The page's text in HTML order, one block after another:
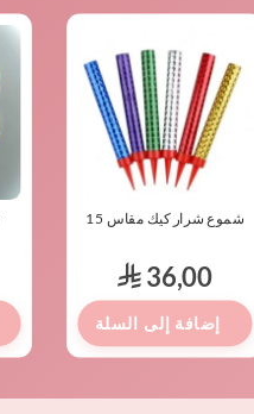
شموع شرار كيك مقاس 15
⃁36,00